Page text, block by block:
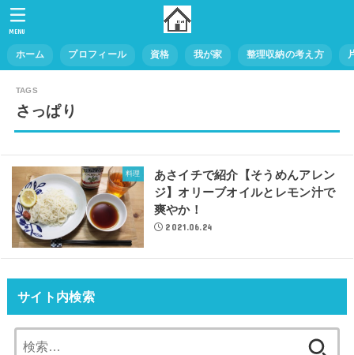
ホーム プロフィール 資格 我が家 整理収納の考え方
MENU
さっぱり
料理
あさイチで紹介【そうめんアレン
ジ】オリーブオイルとレモン汁で
爽やか！
2021.06.24
サイト内検索